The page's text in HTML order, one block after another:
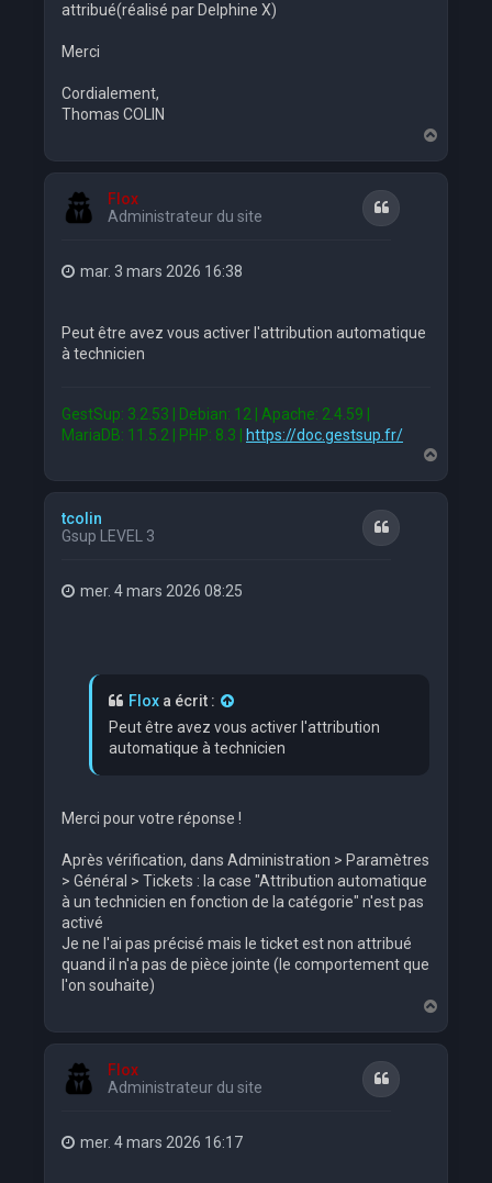
attribué(réalisé par Delphine X)
Merci
Cordialement,
Thomas COLIN
a
u
Flox
Administrateur du site
Citation
mar. 3 mars 2026 16:38
Peut être avez vous activer l'attribution automatique
à technicien
GestSup: 3.2.53 | Debian: 12 | Apache: 2.4.59 |
MariaDB: 11.5.2 | PHP: 8.3 |
https://doc.gestsup.fr/
a
tcolin
Gsup LEVEL 3
Citation
mer. 4 mars 2026 08:25
Flox a écrit :
Peut être avez vous activer l'attribution
automatique à technicien
Merci pour votre réponse !
Après vérification, dans Administration > Paramètres
> Général > Tickets : la case "Attribution automatique
à un technicien en fonction de la catégorie" n'est pas
activé
Je ne l'ai pas précisé mais le ticket est non attribué
quand il n'a pas de pièce jointe (le comportement que
l'on souhaite)
a
Flox
Administrateur du site
Citation
mer. 4 mars 2026 16:17